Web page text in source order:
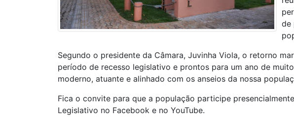
de
Segundo o presidente da Câmara, Juvinha Viola, o retorno
período de recesso legislativo e prontos para um ano de
moderno, atuante e alinhado com os anseios da nossa
Fica o convite para que a população participe
Legislativo no Facebook e no YouTube.